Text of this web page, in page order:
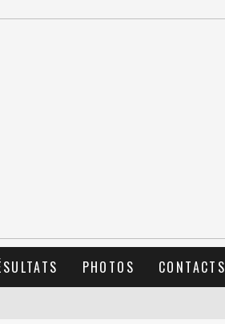
PHOTOS CONTACTS